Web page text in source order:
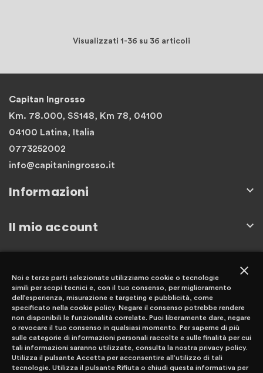
Visualizzati 1-36 su 36 articoli
Capitan Ingrosso
Km. 78.000, SS148, Km 78, 04100
04100 Latina, Italia
0773252002
info@capitaningrosso.it
Informazioni 
Il mio account 
Iscriviti
close
Noi e terze parti selezionate utilizziamo cookie o tecnologie
simili per scopi tecnici e, con il tuo consenso, per miglioramento
dell’esperienza, misurazione e targeting e pubblicità, come
specificato nella cookie policy. Negare il consenso potrebbe rendere
non disponibili le funzionalità correlate. Puoi liberamente dare, negare
o revocare il tuo consenso in qualsiasi momento. Per saperne di più
sulle categorie di informazioni personali raccolte e sulle finalità per cui
tali informazioni saranno utilizzate, consulta la nostra privacy policy.
Utilizza il pulsante Accetta per acconsentire all’utilizzo di tali
tecnologie. Utilizza il pulsante Rifiuta o chiudi questa informativa per